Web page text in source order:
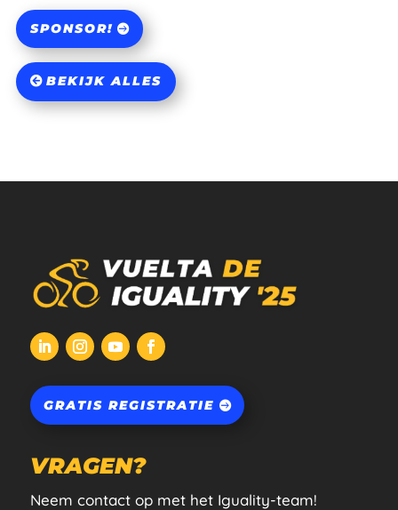
SPONSOR!
BEKIJK ALLES
GRATIS REGISTRATIE
VRAGEN?
Neem contact op met het Iguality-team!